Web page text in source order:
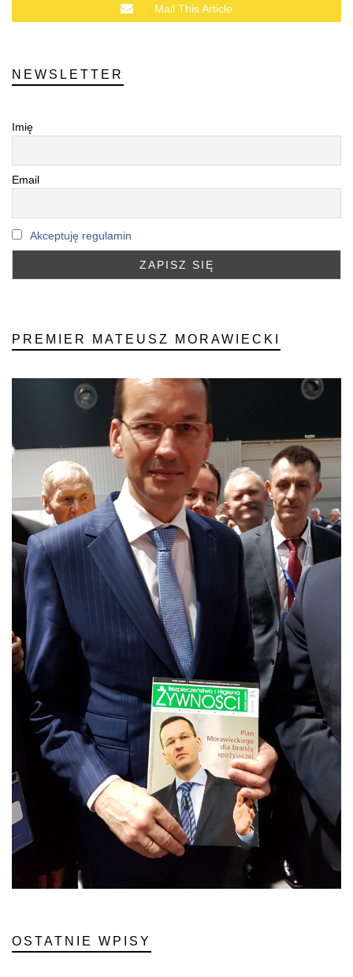
Mail This Article
NEWSLETTER
Imię
Email
Akceptuję regulamin
PREMIER MATEUSZ MORAWIECKI
OSTATNIE WPISY